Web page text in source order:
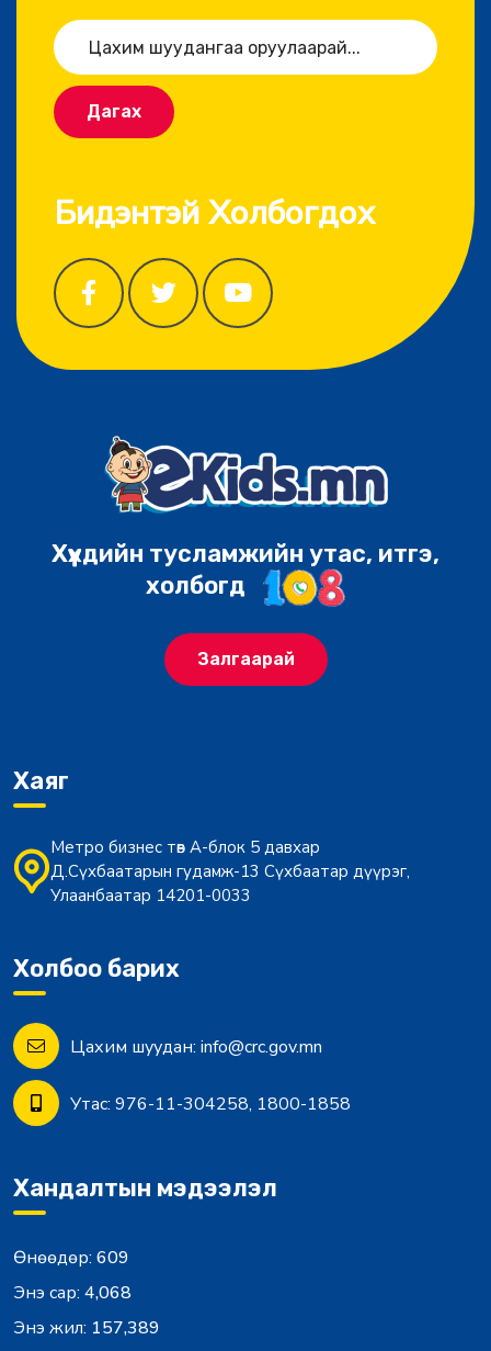
Дагах
Бидэнтэй Холбогдох
Хүүхдийн тусламжийн утас, итгэ,
холбогд
Залгаарай
Хаяг
Метро бизнес төв А-блок 5 давхар
Д.Сүхбаатарын гудамж-13 Сүхбаатар дүүрэг,
Улаанбаатар 14201-0033
Холбоо барих
Цахим шуудан: info@crc.gov.mn
Утас: 976-11-304258, 1800-1858
Хандалтын мэдээлэл
Өнөөдөр: 609
Энэ сар: 4,068
Энэ жил: 157,389